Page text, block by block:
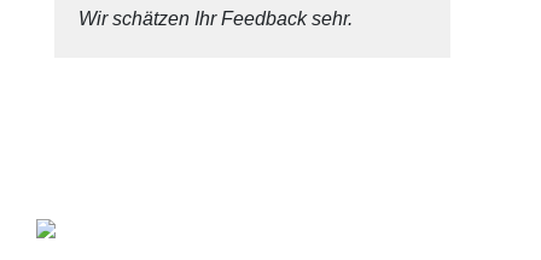
Wir schätzen Ihr Feedback sehr.